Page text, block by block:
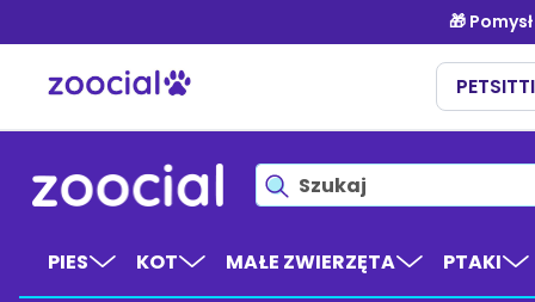
treści
PIES KOT MAŁE ZWIERZĘTA PTAKI